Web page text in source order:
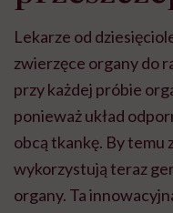
Lekarze od
zwierzęce organy do
przy każdej próbie
ponieważ układ
obcą tkankę. By temu
wykorzystują teraz
organy. Ta